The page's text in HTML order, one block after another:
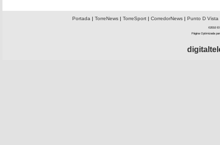
Portada | TorreNews| TorreSport| CorredorNews| Punto D Vista
©2010 El
Página Optimizada